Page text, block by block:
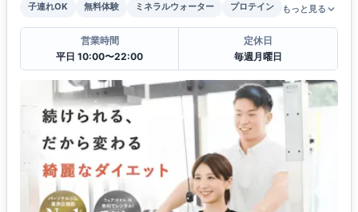
子連れOK
無料体験 ミネラルウォーター プロテイン もっと見る
営業時間
平日 10:00〜22:00
定休日
毎週月曜日